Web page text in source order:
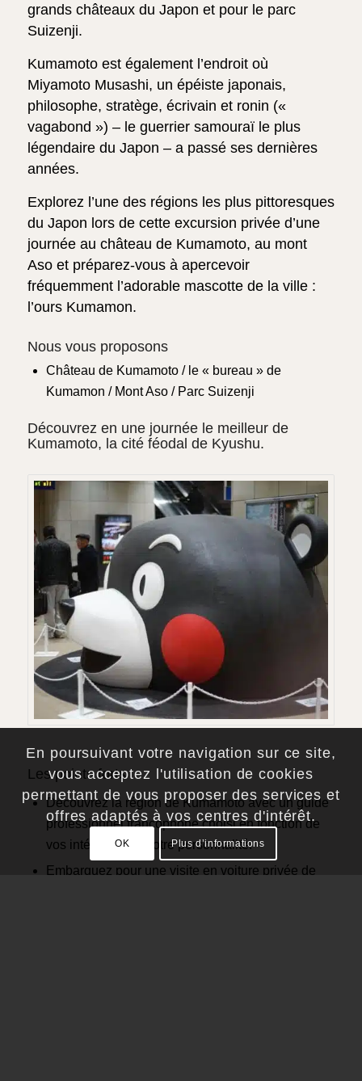
grands châteaux du Japon et pour le parc
Suizenji.
Kumamoto est également l’endroit où
Miyamoto Musashi, un épéiste japonais,
philosophe, stratège, écrivain et ronin («
vagabond ») – le guerrier samouraï le plus
légendaire du Japon – a passé ses dernières
années.
Explorez l’une des régions les plus pittoresques
du Japon lors de cette excursion privée d’une
journée au château de Kumamoto, au mont
Aso et préparez-vous à apercevoir
fréquemment l’adorable mascotte de la ville :
l’ours Kumamon.
Nous vous proposons
Château de Kumamoto / le « bureau » de
Kumamon / Mont Aso / Parc Suizenji
Découvrez en une journée le meilleur de
Kumamoto, la cité féodal de Kyushu.
Les points forts
Découvrez la région de Kumamoto avec un guide
professionnel francophone choisi en fonction de
vos intérêts et de votre personnalité.
Embarquez pour une visite en voiture privée de
En poursuivant votre navigation sur ce site,
vous acceptez l'utilisation de cookies
permettant de vous proposer des services et
offres adaptés à vos centres d'intérêt.
OK Plus d’informations